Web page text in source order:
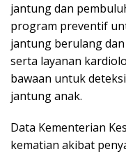
jantung dan
program preventif
jantung berulang
serta layanan
bawaan untuk
jantung anak.
Data Kementerian
kematian akibat